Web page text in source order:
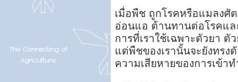
เมื่อพืช ถูกโรคหรือแมลงศั
อ่อนแอ ต้านทานต่อโรคแ
การที่เราใช้เฉพาะตัวยา
แต่พืชของเรานั้นจะยังทร
ความเสียหายของการเข้า